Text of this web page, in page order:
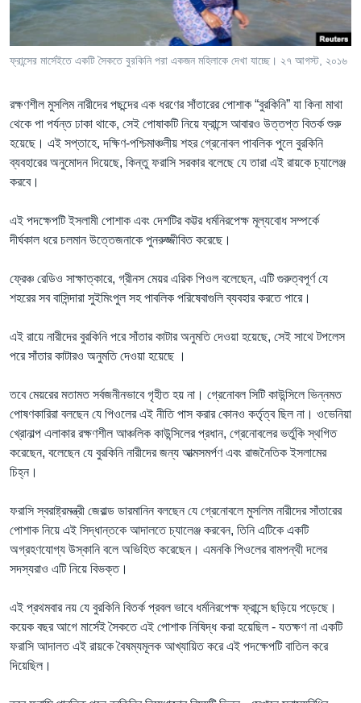
Learning English
FOLLOW US
অন্য ভাষায় ওয়েব সাইট
ফ্রান্সের মার্সেইতে একটি সৈকতে বুরকিনি পরা একজন মহিলাকে দেখা যাচ্ছে। ২৭ আগস্ট, ২০১৬
রক্ষণশীল মুসলিম নারীদের পছন্দের এক ধরণের সাঁতারের পোশাক “বুরকিনি” যা কিনা মাথা
থেকে পা পর্যন্ত ঢাকা থাকে, সেই পোষাকটি নিয়ে ফ্রান্সে আবারও উত্তপ্ত বিতর্ক শুরু
হয়েছে। এই সপ্তাহে, দক্ষিণ-পশ্চিমাঞ্চলীয় শহর গ্রেনোবল পাবলিক পুলে বুরকিনি
ব্যবহারের অনুমোদন দিয়েছে, কিন্তু ফরাসি সরকার বলেছে যে তারা এই রায়কে চ্যালেঞ্জ
করবে।
এই পদক্ষেপটি ইসলামী পোশাক এবং দেশটির কট্টর ধর্মনিরপেক্ষ মূল্যবোধ সম্পর্কে
দীর্ঘকাল ধরে চলমান উত্তেজনাকে পুনরুজ্জীবিত করেছে।
ফ্রেঞ্চ রেডিও সাক্ষাত্কারে, গ্রীনস মেয়র এরিক পিওল বলেছেন, এটি গুরুত্বপূর্ণ যে
শহরের সব বাসিন্দারা সুইমিংপুল সহ পাবলিক পরিষেবাগুলি ব্যবহার করতে পারে।
এই রায়ে নারীদের বুরকিনি পরে সাঁতার কাটার অনুমতি দেওয়া হয়েছে, সেই সাথে টপলেস
পরে সাঁতার কাটারও অনুমতি দেওয়া হয়েছে ।
তবে মেয়রের মতামত সর্বজনীনভাবে গৃহীত হয় না। গ্রেনোবল সিটি কাউন্সিলে ভিন্নমত
পোষণকারিরা বলছেন যে পিওলের এই নীতি পাস করার কোনও কর্তৃত্ব ছিল না। ওভেনিয়া
খ্রোনাল্প এলাকার রক্ষণশীল আঞ্চলিক কাউন্সিলের প্রধান, গ্রেনোবলের ভর্তুকি স্থগিত
করেছেন, বলেছেন যে বুরকিনি নারীদের জন্য আত্মসমর্পণ এবং রাজনৈতিক ইসলামের
চিহ্ন।
ফরাসি স্বরাষ্ট্রমন্ত্রী জেরাল্ড ডারমানিন বলছেন যে গ্রেনোবলে মুসলিম নারীদের সাঁতারের
পোশাক নিয়ে এই সিদ্ধান্তকে আদালতে চ্যালেঞ্জ করবেন, তিনি এটিকে একটি
অগ্রহণযোগ্য উস্কানি বলে অভিহিত করেছেন। এমনকি পিওলের বামপন্থী দলের
সদস্যরাও এটি নিয়ে বিভক্ত।
এই প্রথমবার নয় যে বুরকিনি বিতর্ক প্রবল ভাবে ধর্মনিরপেক্ষ ফ্রান্সে ছড়িয়ে পড়েছে।
কয়েক বছর আগে মার্সেই সৈকতে এই পোশাক নিষিদ্ধ করা হয়েছিল - যতক্ষণ না একটি
ফরাসি আদালত এই রায়কে বৈষম্যমূলক আখ্যায়িত করে এই পদক্ষেপটি বাতিল করে
দিয়েছিল।